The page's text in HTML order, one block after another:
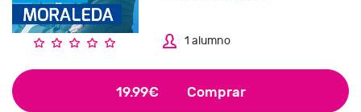
1 alumno
19.99€ Comprar